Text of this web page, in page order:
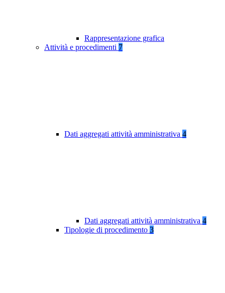
Rappresentazione grafica
Attività e procedimenti 7
Dati aggregati attività amministrativa 4
Dati aggregati attività amministrativa 4
Tipologie di procedimento 3